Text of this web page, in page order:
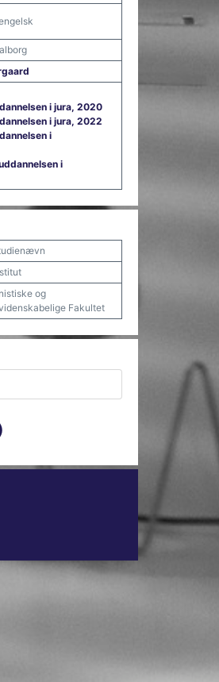
i jura, 2020
i jura, 2022
i
i
og
Fakultet